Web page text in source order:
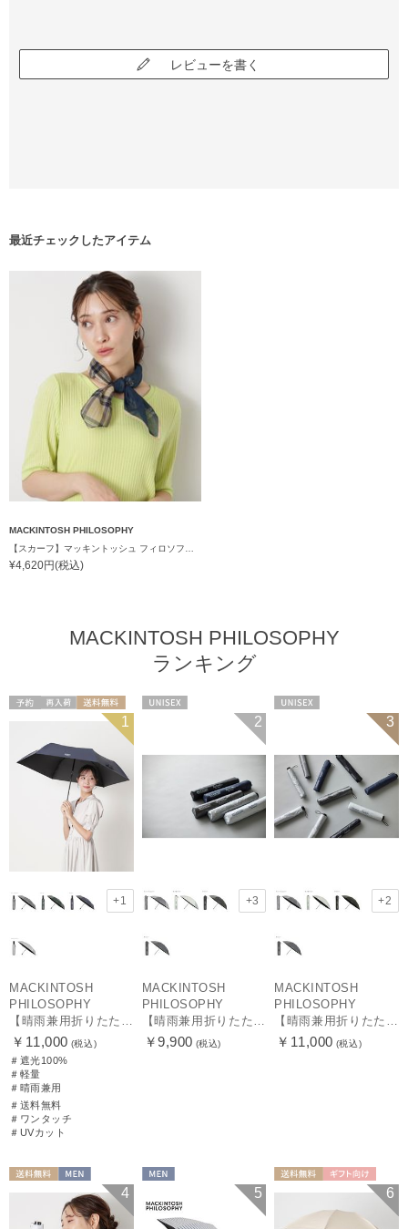
レビューを書く
最近チェックしたアイテム
MACKINTOSH PHILOSOPHY
¥4,620円(税込)
MACKINTOSH PHILOSOPHY
ランキング
送料無料 1
+1
MACKINTOSH
PHILOSOPHY
【晴雨兼用折りたたみ日傘】マッキントッシュ フィロソフィー (MACKINTOSH PHILOSOPHY) バーブレラ サンプロテクト（SUNPROTECT）自動開閉 遮光100
￥11,000 (税込)
＃遮光100%
＃軽量
＃晴雨兼用
＃送料無料
＃ワンタッチ
＃UVカット
2
+3
MACKINTOSH
PHILOSOPHY
【晴雨兼用折りたたみ日傘】マッキントッシュ フィロソフィー(MACKINTOSH PHILOSOPHY) バーブレラ サンプロテクトシリーズ（SUNPROTECT）無地 軽量 遮熱 遮光100 55
￥9,900 (税込)
3
+2
MACKINTOSH
PHILOSOPHY
【晴雨兼用折りたたみ日傘】マッキントッシュ フィロソフィー(MACKINTOSH PHILOSOPHY) バーブレラ サンプロテクトシリーズ（SUNPROTECT）無地 軽量 遮熱 遮光100 60
￥11,000 (税込)
4 5
ギフト向け
6